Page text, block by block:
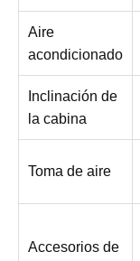
Aire
acondicionado
Inclinación de
la cabina
Toma de aire
Accesorios de